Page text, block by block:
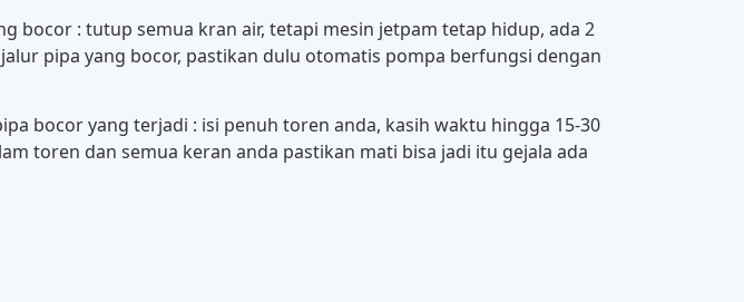
bocor : tutup semua kran air, tetapi mesin jetpam tetap hidup, ada 2
pipa yang bocor, pastikan dulu otomatis pompa berfungsi dengan
bocor yang terjadi : isi penuh toren anda, kasih waktu hingga 15-30
toren dan semua keran anda pastikan mati bisa jadi itu gejala ada